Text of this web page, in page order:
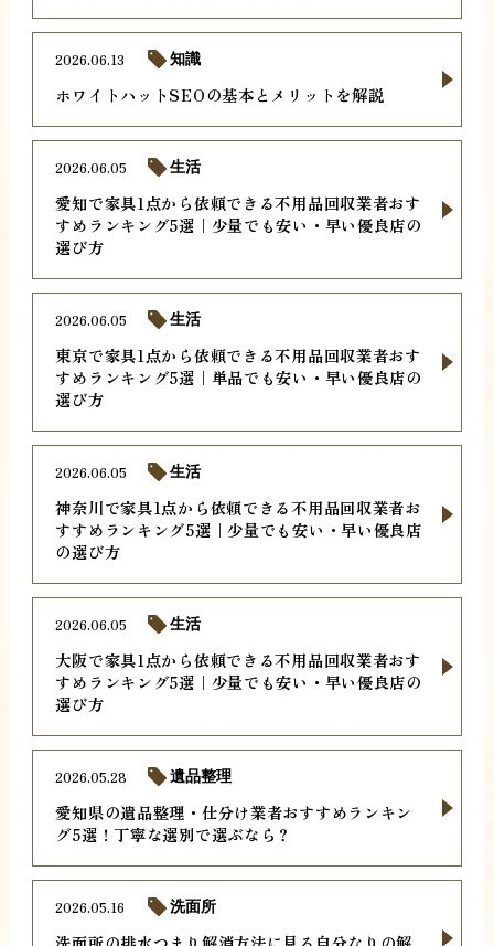
ホワイトハットSEOの基本とメリットを解説
2026.06.13 知識
愛知で家具1点から依頼できる不用品回収業者おす
すめランキング5選｜少量でも安い・早い優良店の
選び方
2026.06.05 生活
東京で家具1点から依頼できる不用品回収業者おす
すめランキング5選｜単品でも安い・早い優良店の
選び方
2026.06.05 生活
神奈川で家具1点から依頼できる不用品回収業者お
すすめランキング5選｜少量でも安い・早い優良店
の選び方
2026.06.05 生活
大阪で家具1点から依頼できる不用品回収業者おす
すめランキング5選｜少量でも安い・早い優良店の
選び方
2026.06.05 生活
愛知県の遺品整理・仕分け業者おすすめランキン
グ5選！丁寧な選別で選ぶなら？
2026.05.28 遺品整理
2026.05.16 洗面所